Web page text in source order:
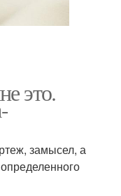
это.
замысел, а